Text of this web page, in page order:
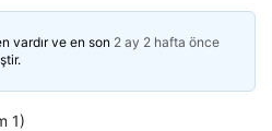
vardır ve en son 2 ay 2 hafta önce
1)